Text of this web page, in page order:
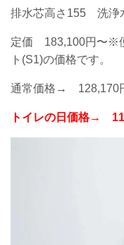
排水芯高さ155 洗浄
定価 183,100円〜※
ト(S1)の価格です。
通常価格→ 128,170
トイレの日価格→